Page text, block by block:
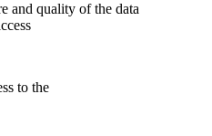
and quality of the data
to the